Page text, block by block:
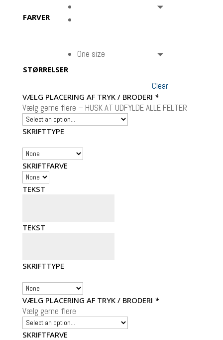
FARVER
STØRRELSER
One size
Clear
VÆLG PLACERING AF TRYK / BRODERI *
Vælg gerne flere – HUSK AT UDFYLDE ALLE FELTER
SKRIFTTYPE
SKRIFTFARVE
TEKST
TEKST
SKRIFTTYPE
VÆLG PLACERING AF TRYK / BRODERI *
Vælg gerne flere
SKRIFTFARVE